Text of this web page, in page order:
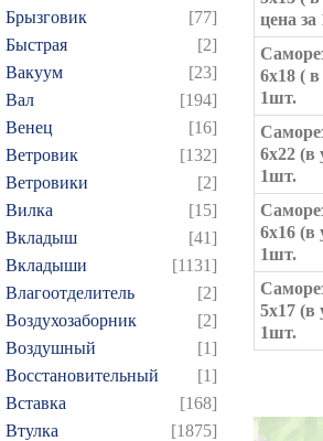
Брызговик
[77]
Быстрая
[2]
Вакуум
[23]
Вал
[194]
Венец
[16]
Ветровик
[132]
Ветровики
[2]
Вилка
[15]
Вкладыш
[41]
Вкладыши
[1131]
Влагоотделитель
[2]
Воздухозаборник
[2]
Воздушный
[1]
Восстановительный
[1]
Вставка
[168]
Втулка
[1875]
цена
6x18 (
1шт.
6x22 (в
1шт.
6x16 (в
1шт.
5x17 (в
1шт.